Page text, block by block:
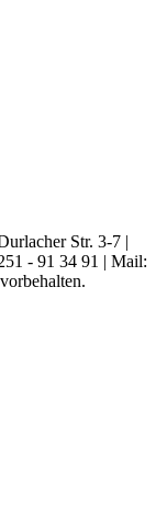
Str. 3-7 |
- 91 34 91 | Mail: